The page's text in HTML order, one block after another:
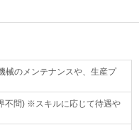
械のメンテナンスや、生産プ
不問) ※スキルに応じて待遇や